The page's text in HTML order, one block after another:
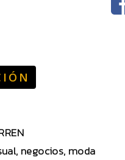
negocios, moda